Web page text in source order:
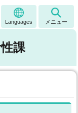
Languages メニュー
課